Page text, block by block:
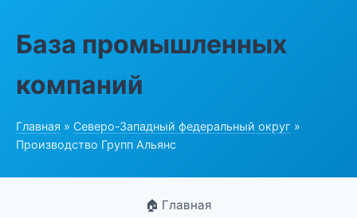
База промышленных
компаний
Главная » Северо-Западный федеральный округ »
Производство Групп Альянс
🏠 Главная